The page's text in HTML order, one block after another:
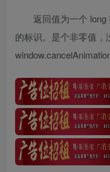
返回值为一个
的标识。是个非零值